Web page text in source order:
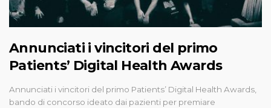
Annunciati i vincitori del primo
Patients’ Digital Health Awards
Annunciati i vincitori del primo Patients’ Digital Health Awards,
bando di concorso ideato dai pazienti per premiare